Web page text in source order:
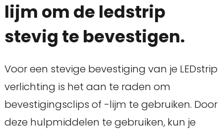
lijm om de ledstrip
stevig te bevestigen.
Voor een stevige bevestiging van je LEDstrip
verlichting is het aan te raden om
bevestigingsclips of -lijm te gebruiken. Door
deze hulpmiddelen te gebruiken, kun je